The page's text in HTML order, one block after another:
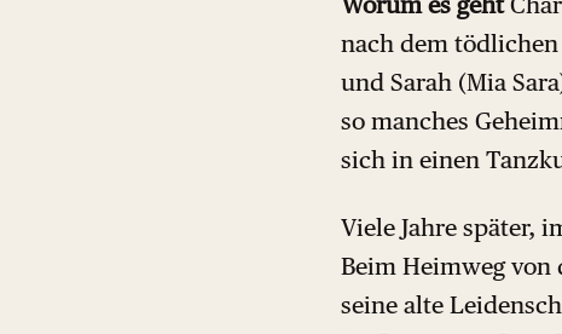
nach dem
und Sarah (Mia
so manches
sich in einen
Viele Jahre später,
Beim Heimweg
seine alte